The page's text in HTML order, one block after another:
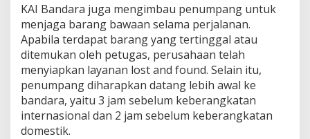
KAI Bandara juga mengimbau penumpang untuk
menjaga barang bawaan selama perjalanan.
Apabila terdapat barang yang tertinggal atau
ditemukan oleh petugas, perusahaan telah
menyiapkan layanan lost and found. Selain itu,
penumpang diharapkan datang lebih awal ke
bandara, yaitu 3 jam sebelum keberangkatan
internasional dan 2 jam sebelum keberangkatan
domestik.